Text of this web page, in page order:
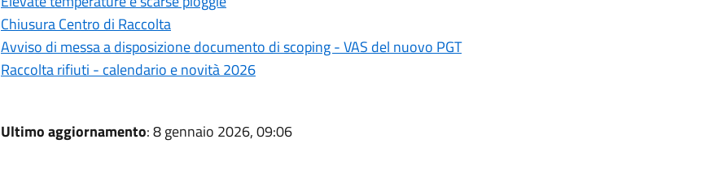
Chiusura Centro di Raccolta
Avviso di messa a disposizione documento di scoping - VAS del nuovo PGT
Raccolta rifiuti - calendario e novità 2026
Ultimo aggiornamento: 8 gennaio 2026, 09:06